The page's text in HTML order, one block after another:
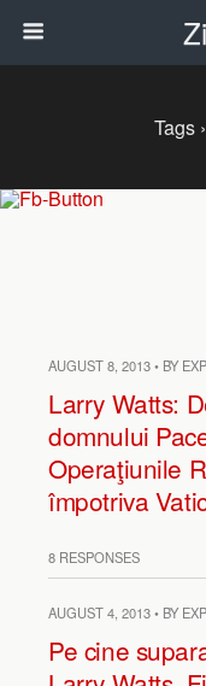
Tags
AUGUST 8, 2013 • BY
Larry Watts:
domnului
Operaţiunile
împotriva
8 RESPONSES
AUGUST 4, 2013 • BY
Pe cine